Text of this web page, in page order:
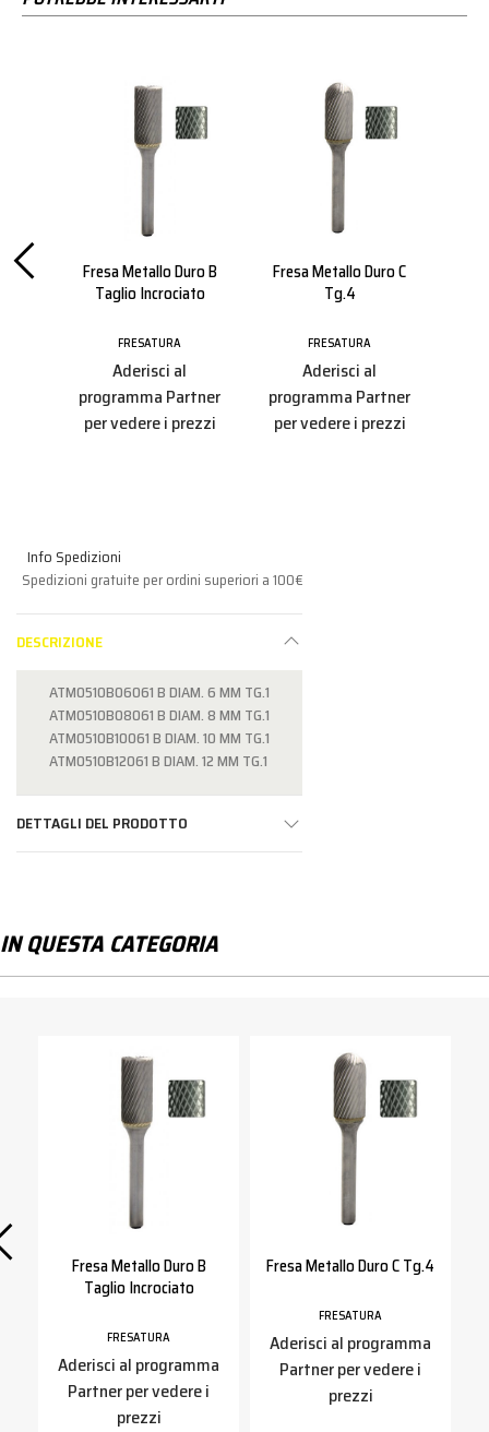
Al
Fresa Metallo Duro B
Taglio Incrociato
FRESATURA
Aderisci al
programma Partner
per vedere i prezzi
Fresa Metallo Duro C
Tg.4
FRESATURA
Aderisci al
programma Partner
per vedere i prezzi
Info Spedizioni
Spedizioni gratuite per ordini superiori a 100€
DESCRIZIONE
ATM0510B06061 B DIAM. 6 MM TG.1
ATM0510B08061 B DIAM. 8 MM TG.1
ATM0510B10061 B DIAM. 10 MM TG.1
ATM0510B12061 B DIAM. 12 MM TG.1
DETTAGLI DEL PRODOTTO
IN QUESTA CATEGORIA
Fresa Metallo Duro B
Taglio Incrociato
FRESATURA
Aderisci al programma
Partner per vedere i
prezzi
Fresa Metallo Duro C Tg.4
FRESATURA
Aderisci al programma
Partner per vedere i
prezzi